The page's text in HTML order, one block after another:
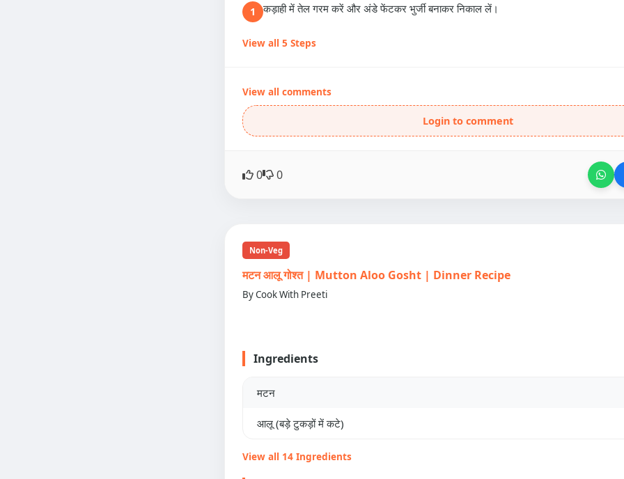
1 कड़ाही में तेल गरम करें और अंडे फेंटकर भुर्जी बनाकर निकाल लें।
View all 5 Steps
View all comments
Login to comment
0 0
Non-Veg
मटन आलू गोश्त | Mutton Aloo Gosht | Dinner Recipe
By Cook With Preeti
Ingredients
मटन
आलू (बड़े टुकड़ों में कटे)
View all 14 Ingredients